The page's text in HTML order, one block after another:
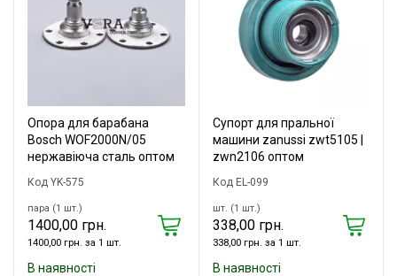
Опора для барабана
Bosch WOF2000N/05
нержавіюча сталь оптом
Код YK-575
пара (1 шт.)
1400,00 грн.
1400,00 грн. за 1 шт.
В наявності
Супорт для пральної
машини zanussi zwt5105 |
zwn2106 оптом
Код EL-099
шт. (1 шт.)
338,00 грн.
338,00 грн. за 1 шт.
В наявності